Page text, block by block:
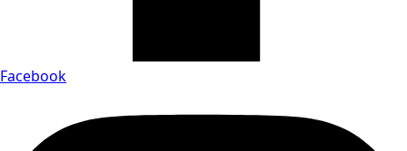
Facebook